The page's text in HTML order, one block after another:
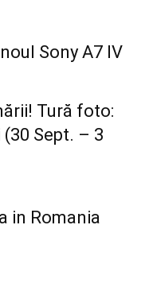
Sony A7 IV
Tură foto:
Sept. – 3
in Romania